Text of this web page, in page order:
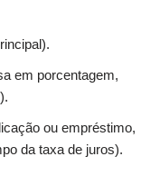
em porcentagem,
ou empréstimo,
da taxa de juros).